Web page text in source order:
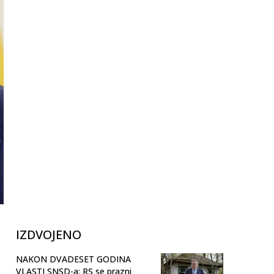
IZDVOJENO
NAKON DVADESET GODINA
VLASTI SNSD-a: RS se prazni